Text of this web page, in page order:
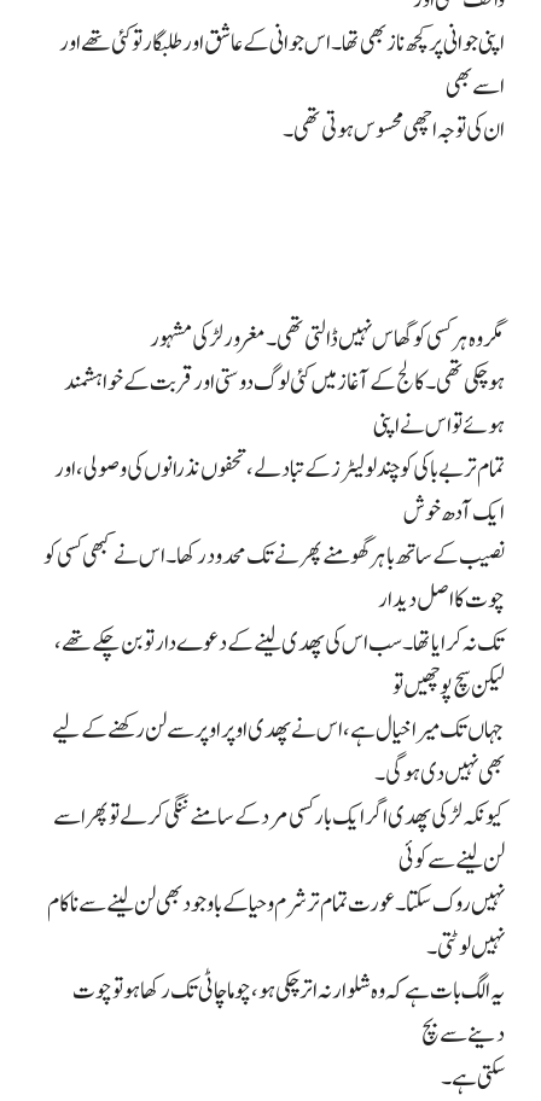
اپنی جوانی پر کچھ ناز بھی تھا۔ اس جوانی کے عاشق اور طلبگار تو کئی تھے اور
اسے بھی
ان کی توجہ اچھی محسوس ہوتی تھی۔
مگر وہ ہر کسی کو گھاس نہیں ڈالتی تھی۔ مغرور لڑکی مشہور
ہو چکی تھی۔ کالج کے آغاز میں کئی لوگ دوستی اور قربت کے خواہشمند
ہوئے تو اس نے اپنی
تمام تر بے باکی کو چند لو لیٹرز کے تبادلے، تحفوں نذرانوں کی وصولی، اور
ایک آدھ خوش
نصیب کے ساتھ باہر گھومنے پھرنے تک محدود رکھا۔ اس نے کبھی کسی کو
چوت کا اصل دیدار
تک نہ کرایا تھا۔ سب اس کی پھدی لینے کے دعوے دار تو بن چکے تھے،
لیکن سچ پوچھیں تو
جہاں تک میرا خیال ہے، اس نے پھدی اوپر اوپر سے لن رکھنے کے لیے
بھی نہیں دی ہوگی۔
کیونکہ لڑکی پھدی اگر ایک بار کسی مرد کے سامنے ننگی کر لے تو پھر اسے
لن لینے سے کوئی
نہیں روک سکتا۔ عورت تمام تر شرم و حیا کے باوجود بھی لن لینے سے ناکام
نہیں لوٹتی۔
یہ الگ بات ہے کہ وہ شلوار نہ اتر چکی ہو، چوما چاٹی تک رکھا ہو تو چوت
دینے سے بچ
سکتی ہے۔